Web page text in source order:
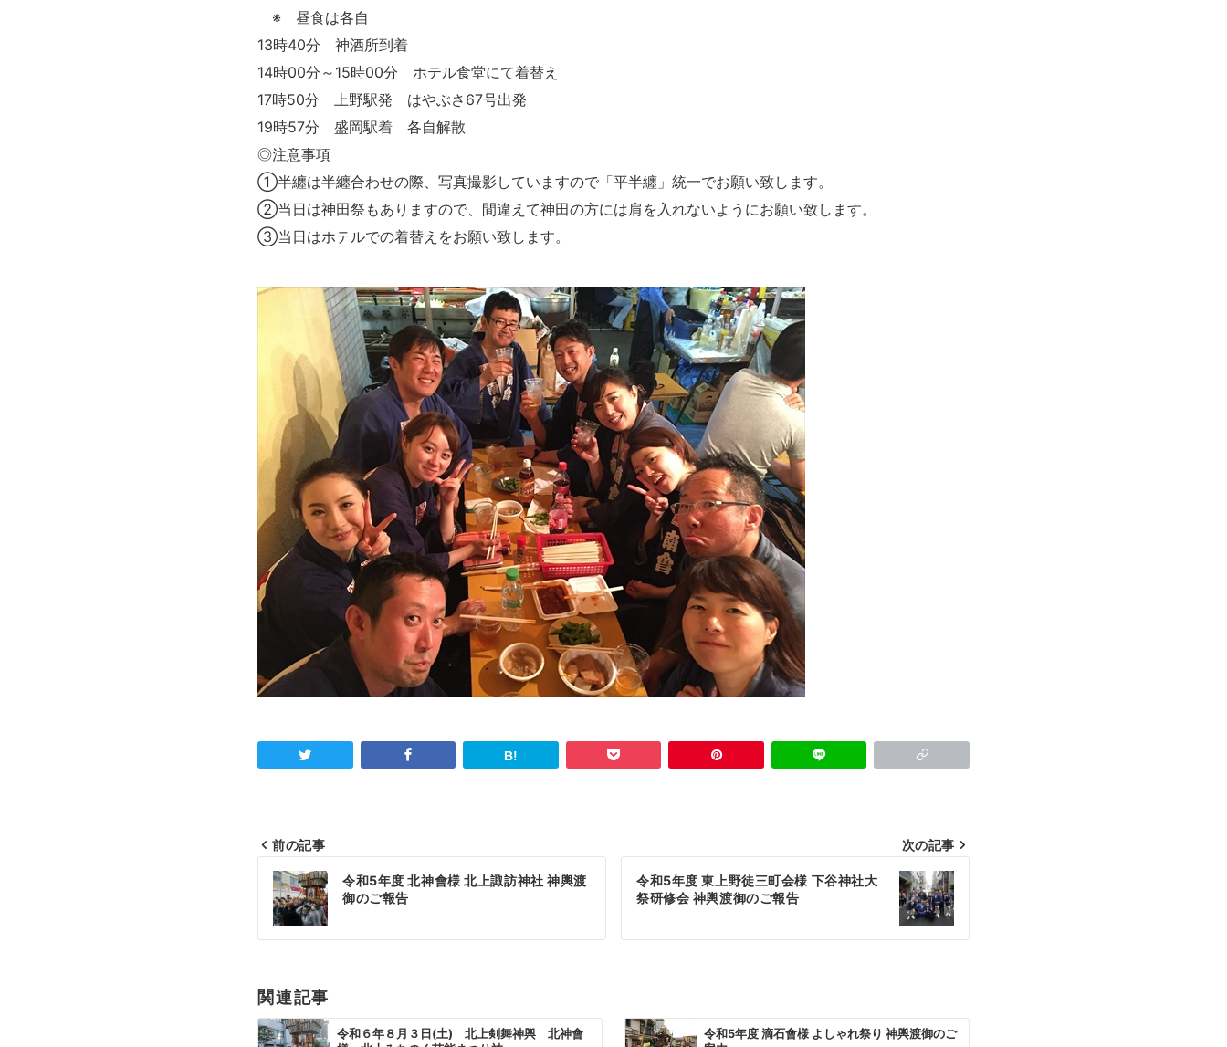
※ 昼食は各自
13時40分 神酒所到着
14時00分～15時00分 ホテル食堂にて着替え
17時50分 上野駅発 はやぶさ67号出発
19時57分 盛岡駅着 各自解散
◎注意事項
①半纏は半纏合わせの際、写真撮影していますので「平半纏」統一でお願い致します。
②当日は神田祭もありますので、間違えて神田の方には肩を入れないようにお願い致します。
③当日はホテルでの着替えをお願い致します。
投
稿
ナ
ゲ
ー
前の記事
令和5年度 北神會様 北上諏訪神社 神輿渡
御のご報告
次の記事
令和5年度 東上野徒三町会様 下谷神社大
祭研修会 神輿渡御のご報告
関連記事
令和６年８月３日(土) 北上剣舞神輿 北神會
令和5年度 滴石會様 よしゃれ祭り 神輿渡御のご